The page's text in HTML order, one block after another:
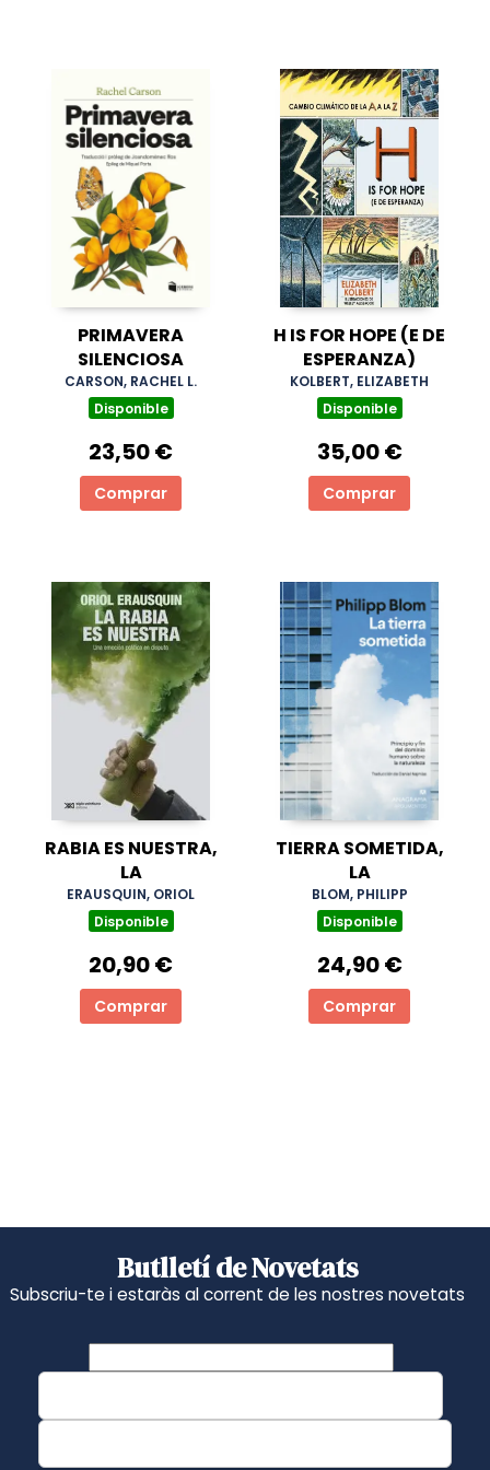
PRIMAVERA
SILENCIOSA
CARSON, RACHEL L.
Disponible
23,50 €
Comprar
H IS FOR HOPE (E DE
ESPERANZA)
KOLBERT, ELIZABETH
Disponible
35,00 €
Comprar
RABIA ES NUESTRA,
LA
ERAUSQUIN, ORIOL
Disponible
20,90 €
Comprar
TIERRA SOMETIDA,
LA
BLOM, PHILIPP
Disponible
24,90 €
Comprar
Butlletí de Novetats
Subscriu-te i estaràs al corrent de les nostres novetats